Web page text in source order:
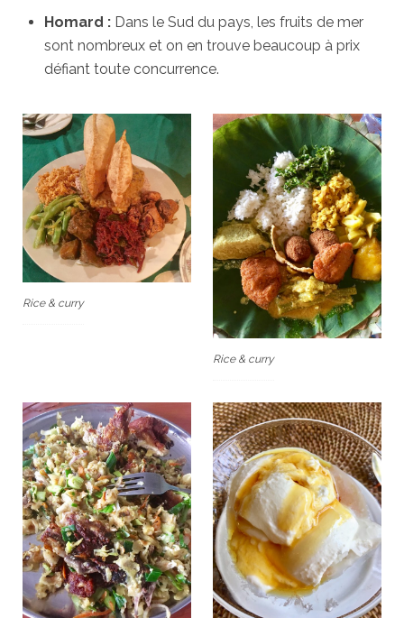
Homard : Dans le Sud du pays, les fruits de mer
sont nombreux et on en trouve beaucoup à prix
défiant toute concurrence.
Rice & curry
Rice & curry